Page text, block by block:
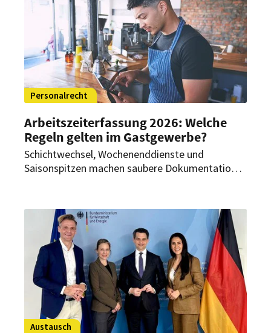
Personalrecht
Arbeitszeiterfassung 2026: Welche
Regeln gelten im Gastgewerbe?
Schichtwechsel, Wochenenddienste und
Saisonspitzen machen saubere Dokumentation in
deutlich geschärft. Für Arbeitgeber und
Arbeitnehmer geht es damit um
Gesundheitsschutz, Planbarkeit und weniger
Streit über Mehrstunden und Zuschläge.
Austausch